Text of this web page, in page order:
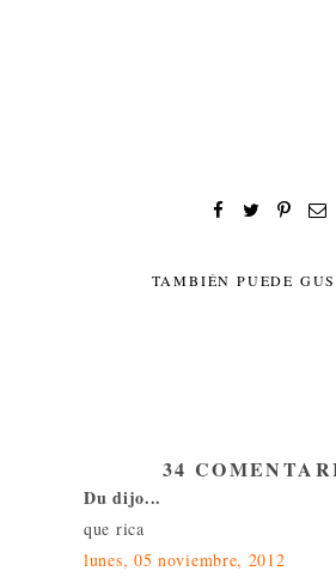
TAMBIÉN PUEDE
34
Du dijo...
que rica
lunes, 05 noviembre, 2012